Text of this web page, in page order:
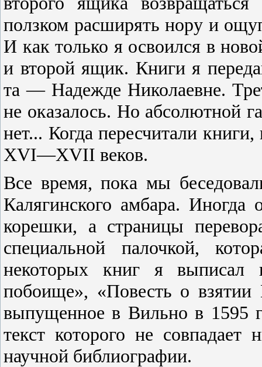
ползком расширять нору и
И как только я освоился в
и второй ящик. Книги я
та — Надежде Николаевне.
не оказалось. Но абсолютной
нет... Когда пересчитали
XVI—XVII веков.
Все время, пока мы
Калягинского амбара. Иногда
корешки, а страницы
специальной палочкой,
некоторых книг я выписал
побоище», «Повесть о взятии
выпущенное в Вильно в 1595
текст которого не
научной библиографии.